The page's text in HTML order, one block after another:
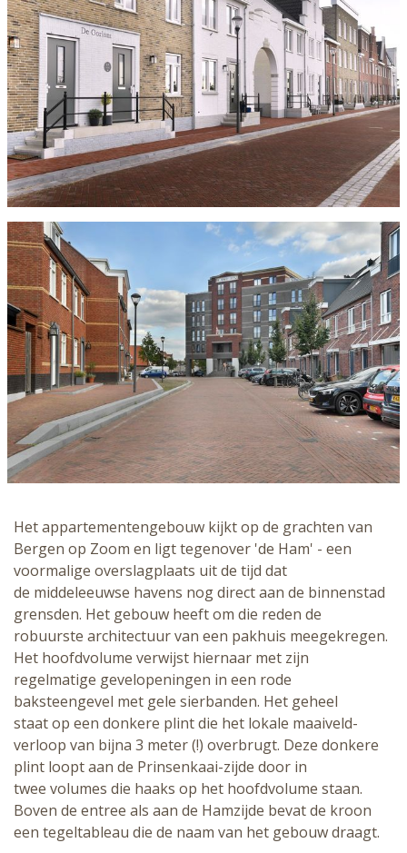
Het appartementengebouw kijkt op de grachten van
Bergen op Zoom en ligt tegenover 'de Ham' - een
voormalige overslagplaats uit de tijd dat
de middeleeuwse havens nog direct aan de binnenstad
grensden. Het gebouw heeft om die reden de
robuurste architectuur van een pakhuis meegekregen.
Het hoofdvolume verwijst hiernaar met zijn
regelmatige gevelopeningen in een rode
baksteengevel met gele sierbanden. Het geheel
staat op een donkere plint die het lokale maaiveld-
verloop van bijna 3 meter (!) overbrugt. Deze donkere
plint loopt aan de Prinsenkaai-zijde door in
twee volumes die haaks op het hoofdvolume staan.
Boven de entree als aan de Hamzijde bevat de kroon
een tegeltableau die de naam van het gebouw draagt.